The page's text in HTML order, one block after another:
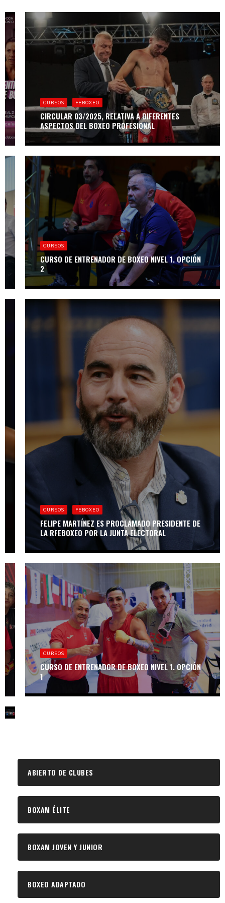
CURSOS
CURSO DE
ÁRBITRO-JUEZ
NACIONAL
CURSO DE
ENTRENADORA
DE BOXEO NIVEL
CURSOS FEBOXEO
CIRCULAR 03/2025, RELATIVA A DIFERENTES
ASPECTOS DEL BOXEO PROFESIONAL
EDADES Y
PESOS
OFICIALES PARA
EL AÑO 2025
CURSOS FEBOXEO
FELIPE MARTÍNEZ ES PROCLAMADO PRESIDENTE DE
LA RFEBOXEO POR LA JUNTA ELECTORAL
CURSOS
CURSO DE
BOXEO
EDUCATIVO
CURSOS
CURSO DE ENTRENADOR DE BOXEO NIVEL 1. OPCIÓN
2
CURSOS
CURSO DE ENTRENADOR DE BOXEO NIVEL 1. OPCIÓN
1
CURSOS
CURSO TÉCNICO
BOXEO
EDUCATIVO
ABIERTO DE CLUBES
BOXAM ÉLITE
BOXAM JOVEN Y JUNIOR
BOXEO ADAPTADO